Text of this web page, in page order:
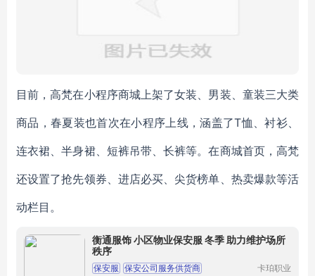
目前，高梵在小程序商城上架了女装、男装、童装三大类
商品，春夏装也首次在小程序上线，涵盖了T恤、衬衫、
连衣裙、半身裙、短裤吊带、长裤等。在商城首页，高梵
还设置了抢先领券、进店必买、尖货榜单、热卖爆款等活
动栏目。
衡通服饰 小区物业保安服 冬季 助力维护场所
秩序
保安服 保安公司服务供货商
卡珀职业